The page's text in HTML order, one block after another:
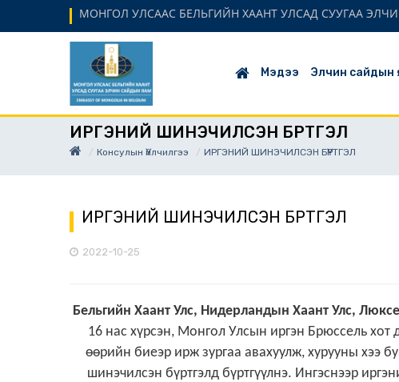
МОНГОЛ УЛСААС БЕЛЬГИЙН ХААНТ УЛСАД СУУГАА ЭЛЧИН
Мэдээ Элчин сайдын
ИРГЭНИЙ ШИНЭЧИЛСЭН БҮРТГЭЛ
Консулын Үйлчилгээ ИРГЭНИЙ ШИНЭЧИЛСЭН БҮРТГЭЛ
ИРГЭНИЙ ШИНЭЧИЛСЭН БҮРТГЭЛ
2022-10-25
Бельгийн Хаант Улс, Нидерландын Хаант Улс,
16 нас хүрсэн, Монгол Улсын иргэн Брюссель хот
өөрийн биеэр ирж зургаа авахуулж, хурууны хээ
шинэчилсэн бүртгэлд бүртгүүлнэ. Ингэснээр